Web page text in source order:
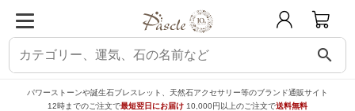
search
パワーストーンや誕生石ブレスレット、天然石アクセサリー等のブランド通販サイト
12時までのご注文で最短翌日にお届け 10,000円以上のご注文で送料無料